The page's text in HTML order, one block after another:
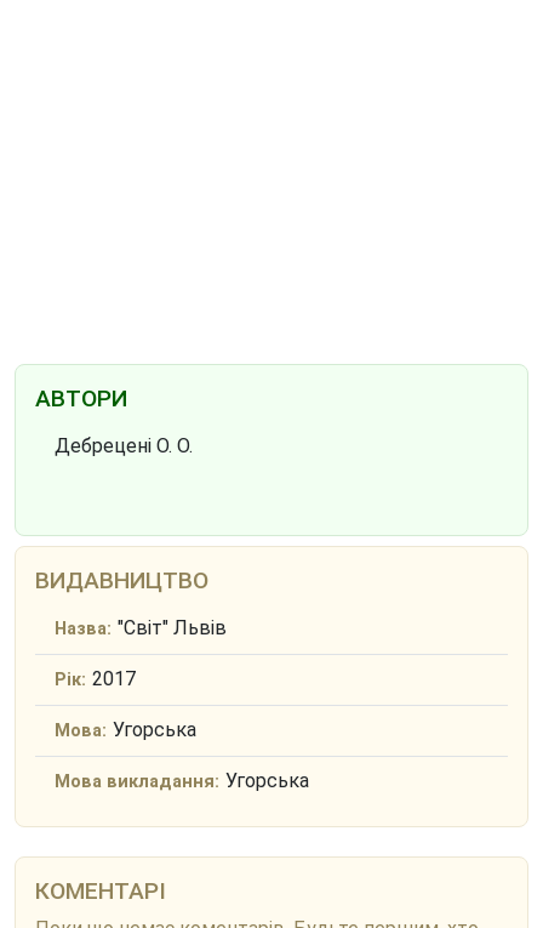
АВТОРИ
Дебрецені О. О.
ВИДАВНИЦТВО
Назва: "Світ" Львів
Рік: 2017
Мова: Угорська
Мова викладання: Угорська
КОМЕНТАРІ